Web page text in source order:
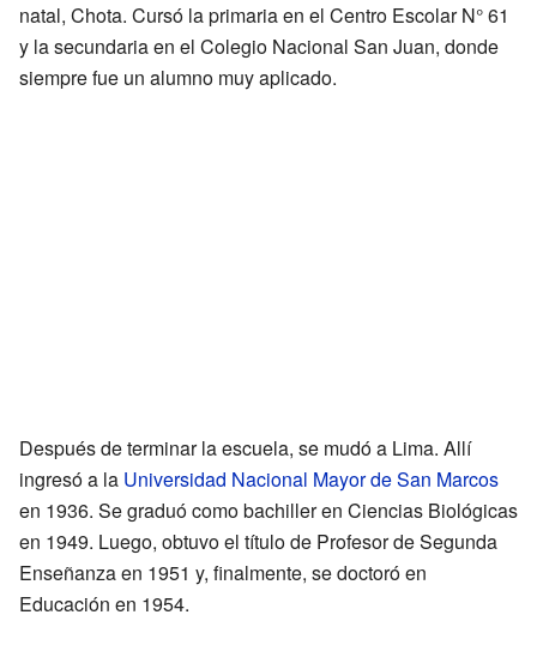
natal, Chota. Cursó la primaria en el Centro Escolar N° 61
y la secundaria en el Colegio Nacional San Juan, donde
siempre fue un alumno muy aplicado.
Después de terminar la escuela, se mudó a Lima. Allí
ingresó a la Universidad Nacional Mayor de San Marcos
en 1936. Se graduó como bachiller en Ciencias Biológicas
en 1949. Luego, obtuvo el título de Profesor de Segunda
Enseñanza en 1951 y, finalmente, se doctoró en
Educación en 1954.